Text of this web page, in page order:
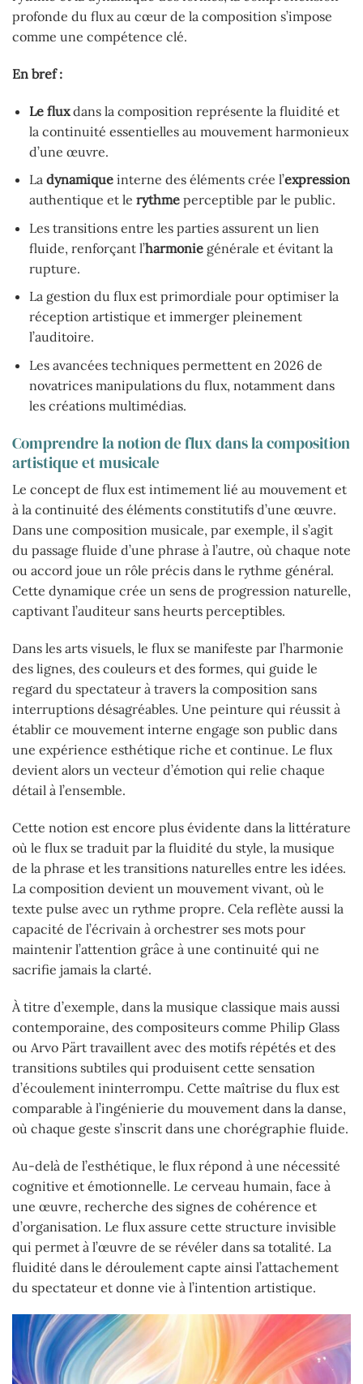
profonde du flux au cœur de la composition s’impose
comme une compétence clé.
En bref :
Le fluxdans la composition représente la fluidité et
la continuité essentielles au mouvement harmonieux
d’une œuvre.
La dynamiqueinterne des éléments crée l’expression
authentique et le rythmeperceptible par le public.
Les transitions entre les parties assurent un lien
fluide, renforçant l’harmoniegénérale et évitant la
rupture.
La gestion du flux est primordiale pour optimiser la
réception artistique et immerger pleinement
l’auditoire.
Les avancées techniques permettent en 2026 de
novatrices manipulations du flux, notamment dans
les créations multimédias.
Comprendre la notion de flux dans la composition
artistique et musicale
Le concept de flux est intimement lié au mouvement et
à la continuité des éléments constitutifs d’une œuvre.
Dans une composition musicale, par exemple, il s’agit
du passage fluide d’une phrase à l’autre, où chaque note
ou accord joue un rôle précis dans le rythme général.
Cette dynamique crée un sens de progression naturelle,
captivant l’auditeur sans heurts perceptibles.
Dans les arts visuels, le flux se manifeste par l’harmonie
des lignes, des couleurs et des formes, qui guide le
regard du spectateur à travers la composition sans
interruptions désagréables. Une peinture qui réussit à
établir ce mouvement interne engage son public dans
une expérience esthétique riche et continue. Le flux
devient alors un vecteur d’émotion qui relie chaque
détail à l’ensemble.
Cette notion est encore plus évidente dans la littérature
où le flux se traduit par la fluidité du style, la musique
de la phrase et les transitions naturelles entre les idées.
La composition devient un mouvement vivant, où le
texte pulse avec un rythme propre. Cela reflète aussi la
capacité de l’écrivain à orchestrer ses mots pour
maintenir l’attention grâce à une continuité qui ne
sacrifie jamais la clarté.
À titre d’exemple, dans la musique classique mais aussi
contemporaine, des compositeurs comme Philip Glass
ou Arvo Pärt travaillent avec des motifs répétés et des
transitions subtiles qui produisent cette sensation
d’écoulement ininterrompu. Cette maîtrise du flux est
comparable à l’ingénierie du mouvement dans la danse,
où chaque geste s’inscrit dans une chorégraphie fluide.
Au-delà de l’esthétique, le flux répond à une nécessité
cognitive et émotionnelle. Le cerveau humain, face à
une œuvre, recherche des signes de cohérence et
d’organisation. Le flux assure cette structure invisible
qui permet à l’œuvre de se révéler dans sa totalité. La
fluidité dans le déroulement capte ainsi l’attachement
du spectateur et donne vie à l’intention artistique.